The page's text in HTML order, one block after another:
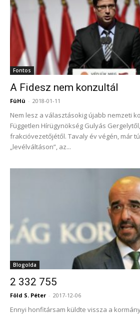
Fontos
A Fidesz nem konzultál
FüHü - 2018-01-11
Nem lesz a választásokig újabb nemzeti
Független Hírügynökség Gulyás
frakcióvezetőjétől. Tavaly év végén, már
„levélváltáson”, az...
Blogolda
2 332 755
Föld S. Péter - 2017-12-06
Ennyi honfitársam küldte vissza a